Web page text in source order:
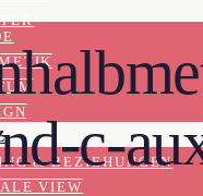
& BEZIEHUNGEN
VIEW
c-